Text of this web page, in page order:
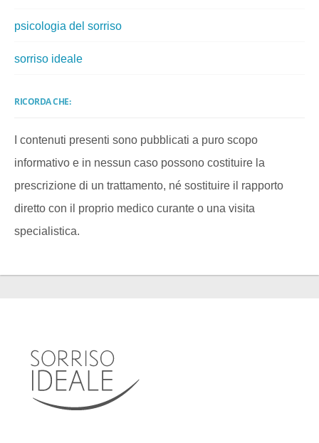
psicologia del sorriso
sorriso ideale
RICORDA CHE:
I contenuti presenti sono pubblicati a puro scopo
informativo e in nessun caso possono costituire la
prescrizione di un trattamento, né sostituire il rapporto
diretto con il proprio medico curante o una visita
specialistica.